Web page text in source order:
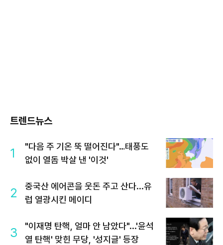
트렌드뉴스
1
"다음 주 기온 뚝 떨어진다"…태풍도
없이 열돔 박살 낸 '이것'
2
중국산 에어콘을 웃돈 주고 산다...유
럽 열광시킨 메이디
3
"이재명 탄핵, 얼마 안 남았다"...'윤석
열 탄핵' 맞힌 무당, '성지글' 등장